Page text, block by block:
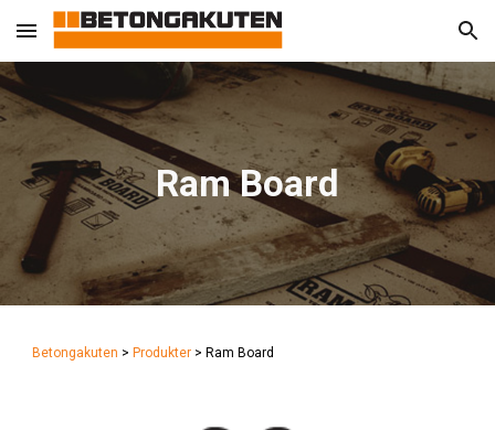
Skip to main content Skip to navigation
Ram Board
Betongakuten > Produkter > Ram Board